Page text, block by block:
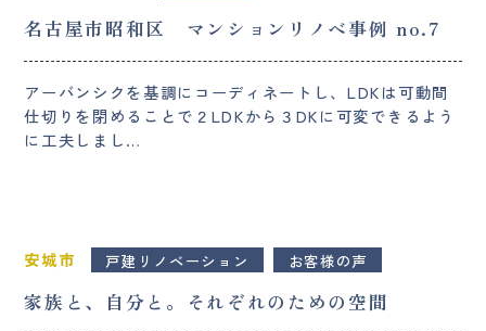
名古屋市昭和区 マンションリノベ事例 no.7
アーバンシクを基調にコーディネートし、LDKは可動間
仕切りを閉めることで２LDKから３DKに可変できるよう
に工夫しまし…
安城市 戸建リノベーション お客様の声
家族と、自分と。それぞれのための空間